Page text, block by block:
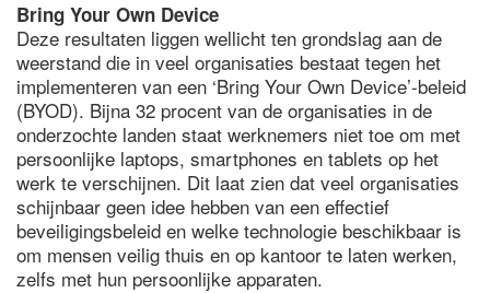
Bring Your Own Device
Deze resultaten liggen wellicht ten grondslag aan de
weerstand die in veel organisaties bestaat tegen het
implementeren van een ‘Bring Your Own Device’-beleid
(BYOD). Bijna 32 procent van de organisaties in de
onderzochte landen staat werknemers niet toe om met
persoonlijke laptops, smartphones en tablets op het
werk te verschijnen. Dit laat zien dat veel organisaties
schijnbaar geen idee hebben van een effectief
beveiligingsbeleid en welke technologie beschikbaar is
om mensen veilig thuis en op kantoor te laten werken,
zelfs met hun persoonlijke apparaten.